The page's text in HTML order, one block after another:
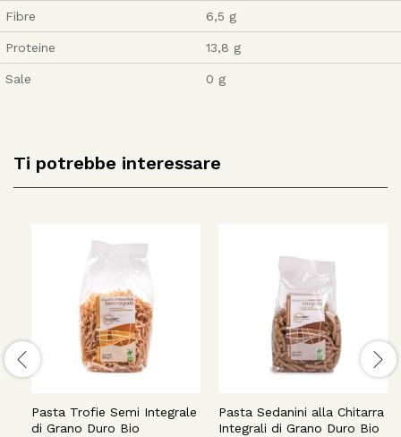
Fibre 6,5 g
Proteine 13,8 g
Sale 0 g
Ti potrebbe interessare
Pasta Trofie Semi Integrale
di Grano Duro Bio
Pasta Sedanini alla Chitarra
Integrali di Grano Duro Bio